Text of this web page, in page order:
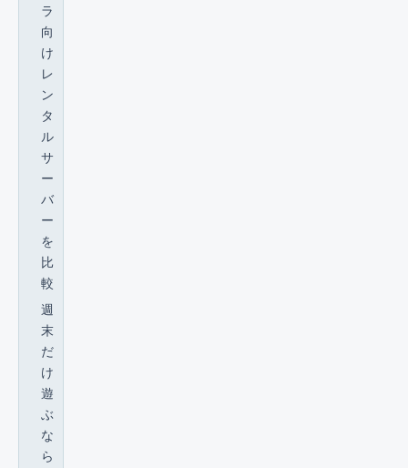
ラ
向
け
レ
ン
タ
ル
サ
ー
バ
ー
を
比
較
週
末
だ
け
遊
ぶ
な
ら